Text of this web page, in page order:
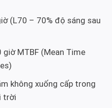
(L70 – 70% độ sáng sau
giờ MTBF (Mean Time
không xuống cấp trong
trời